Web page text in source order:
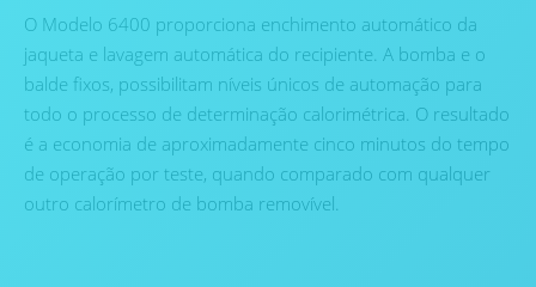
O Modelo 6400 proporciona enchimento automático da
jaqueta e lavagem automática do recipiente. A bomba e o
balde fixos, possibilitam níveis únicos de automação para
todo o processo de determinação calorimétrica. O resultado
é a economia de aproximadamente cinco minutos do tempo
de operação por teste, quando comparado com qualquer
outro calorímetro de bomba removível.